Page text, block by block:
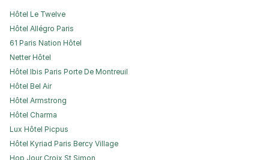
Hôtel Le Twelve
Hôtel Allégro Paris
61 Paris Nation Hôtel
Netter Hôtel
Hôtel Ibis Paris Porte De Montreuil
Hôtel Bel Air
Hôtel Armstrong
Hôtel Charma
Lux Hôtel Picpus
Hôtel Kyriad Paris Bercy Village
Hop Jour Croix St Simon